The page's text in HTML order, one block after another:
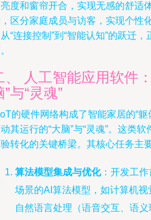
度和窗帘开合，实现无感的舒适
区分家庭成员与访客，实现个性
“连接控制”到“智能认知”的跃迁
、 人工智能应用软件
”与“灵魂”
的硬件网络构成了智能家居的“
其运行的“大脑”与“灵魂”。这类
转化的关键桥梁。其核心任务主
算法模型集成与优化：开发工
场景的AI算法模型，如计算机
自然语言处理（语音交互、语